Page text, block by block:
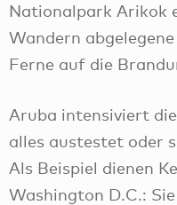
Nationalpark Arikok
Wandern
Ferne auf die
Aruba intensiviert
alles austestet oder
Als Beispiel dienen
Washington D.C.: